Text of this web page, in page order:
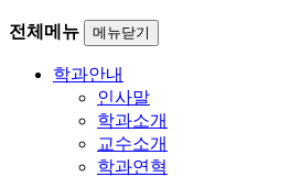
전체메뉴 메뉴닫기
학과안내
인사말
학과소개
교수소개
학과연혁